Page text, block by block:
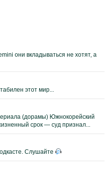
они вкладываться не хотят, а
этот мир...
(дорамы) Южнокорейский
срок — суд признал...
Слушайте